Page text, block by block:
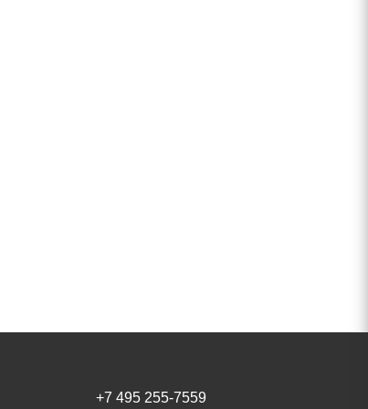
+7 495 255-7559